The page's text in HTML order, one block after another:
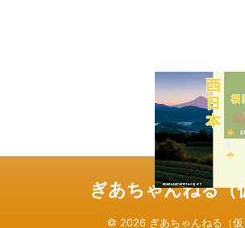
ぎあちゃんねる（
© 2026 ぎあちゃんねる（仮